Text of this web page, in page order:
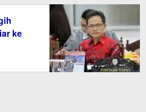
ke